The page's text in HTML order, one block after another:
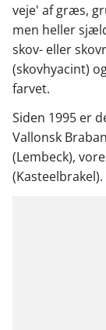
veje' af græs,
men heller
skov- eller
(skovhyacint)
farvet.
Siden 1995 er
Vallonsk
(Lembeck),
(Kasteelbrakel).